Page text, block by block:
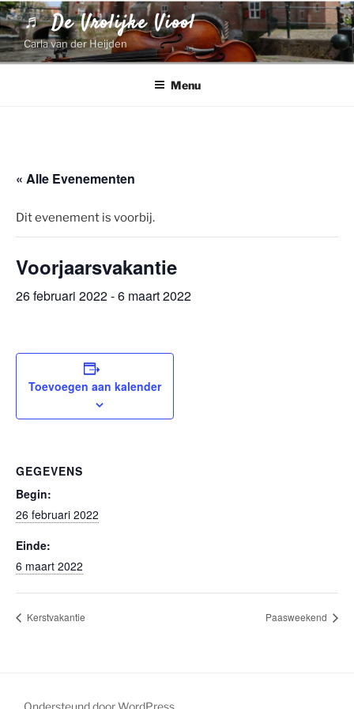
Ga
naar
de
inhoud
♬ De Vrolijke Viool
Carla van der Heijden
Menu
« Alle Evenementen
Dit evenement is voorbij.
Voorjaarsvakantie
26 februari 2022-6 maart 2022
Toevoegen aan kalender
GEGEVENS
Begin:
26 februari 2022
Einde:
6 maart 2022
Kerstvakantie Paasweekend